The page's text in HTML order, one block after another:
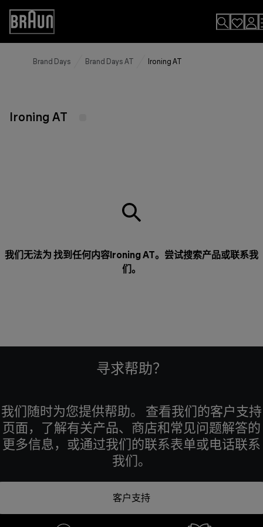
Skip
Content
Accessibility
Statement
Brand Days Brand Days AT Ironing AT
Ironing AT
我们无法为 找到任何内容Ironing AT。尝试搜索产品或联系我
们。
寻求帮助？
我们随时为您提供帮助。 查看我们的客户支持
页面，了解有关产品、商店和常见问题解答的
更多信息，或通过我们的联系表单或电话联系
我们。
客户支持